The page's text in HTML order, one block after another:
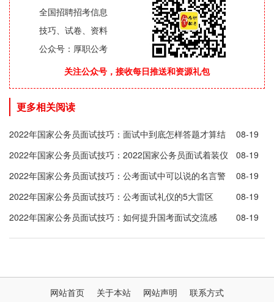
全国招聘招考信息
技巧、试卷、资料
公众号：厚职公考
关注公众号，接收每日推送和资源礼包
更多相关阅读
2022年国家公务员面试技巧：面试中到底怎样答题才算结
合实际
08-19
2022年国家公务员面试技巧：2022国家公务员面试着装仪
表注意事项
08-19
2022年国家公务员面试技巧：公考面试中可以说的名言警
句
08-19
2022年国家公务员面试技巧：公考面试礼仪的5大雷区
08-19
2022年国家公务员面试技巧：如何提升国考面试交流感
08-19
网站首页 关于本站 网站声明
联系方式